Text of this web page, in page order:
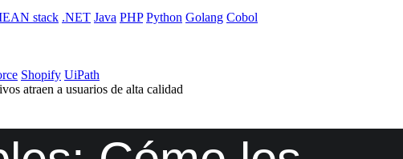
stack .NET Java PHP Python Golang Cobol
Shopify UiPath
atraen a usuarios de alta calidad